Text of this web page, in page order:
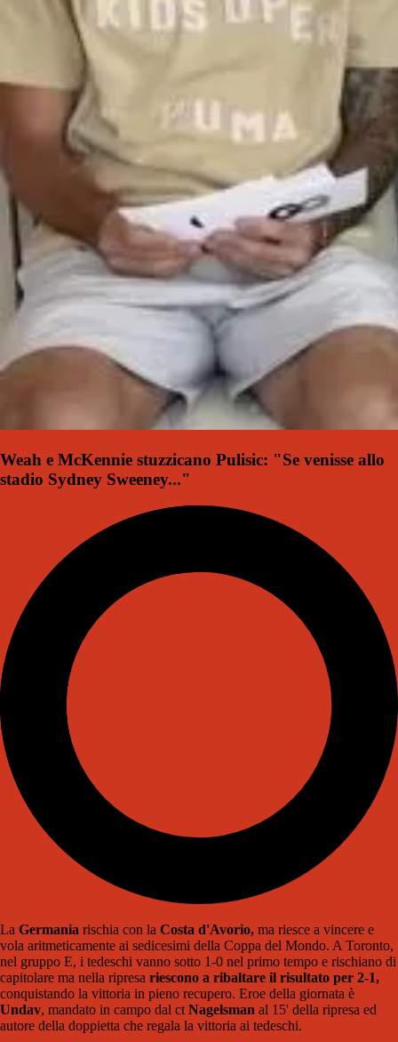
Weah e McKennie stuzzicano Pulisic: "Se venisse allo
stadio Sydney Sweeney..."
La Germania rischia con la Costa d'Avorio, ma riesce a vincere e
vola aritmeticamente ai sedicesimi della Coppa del Mondo. A Toronto,
nel gruppo E, i tedeschi vanno sotto 1-0 nel primo tempo e rischiano di
capitolare ma nella ripresa riescono a ribaltare il risultato per 2-1,
conquistando la vittoria in pieno recupero. Eroe della giornata è
Undav, mandato in campo dal ctNagelsman al 15' della ripresa ed
autore della doppietta che regala la vittoria ai tedeschi.